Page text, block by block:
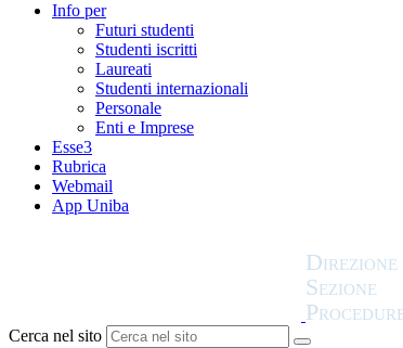
Info per
Futuri studenti
Studenti iscritti
Laureati
Studenti internazionali
Personale
Enti e Imprese
Esse3
Rubrica
Webmail
App Uniba
Cerca nel sito